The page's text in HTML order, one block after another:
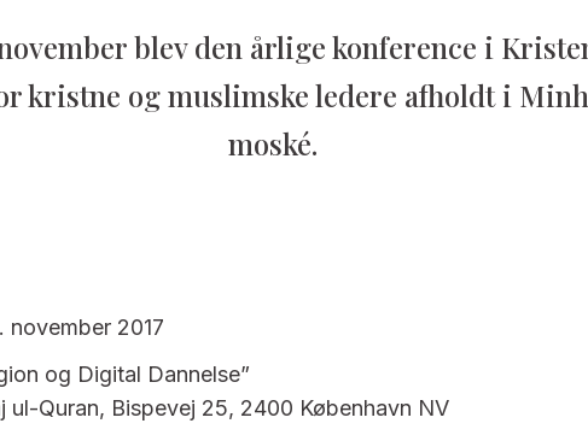
blev den årlige konference i
kristne og muslimske ledere afholdt i
moské.
november 2017
og Digital Dannelse”
ul-Quran, Bispevej 25, 2400 København NV